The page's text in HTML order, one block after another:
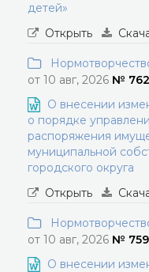
детей»
Открыть
от 10 авг, 2026 №
О внесении
о порядке
распоряжения
муниципальной
городского округа
Открыть
от 10 авг, 2026 №
О внесении